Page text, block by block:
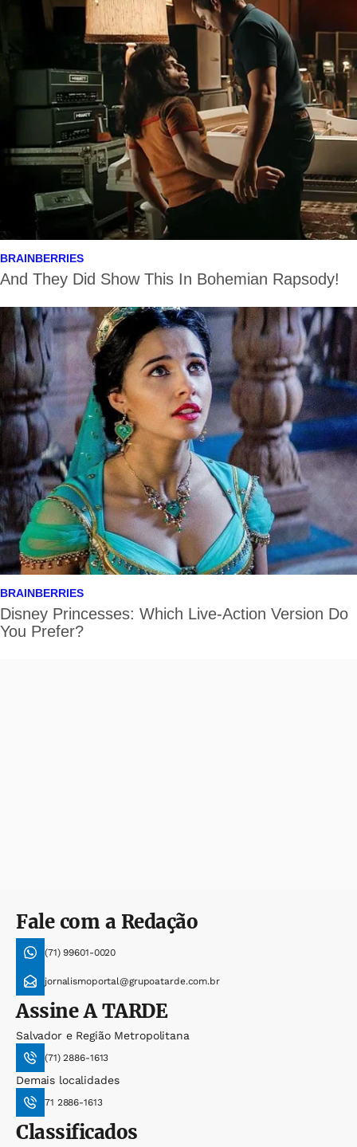
Fale com a Redação
(71) 99601-0020
jornalismoportal@grupoatarde.com.br
AssineA TARDE
Salvador e Região Metropolitana
(71) 2886-1613
Demais localidades
71 2886-1613
Classificados